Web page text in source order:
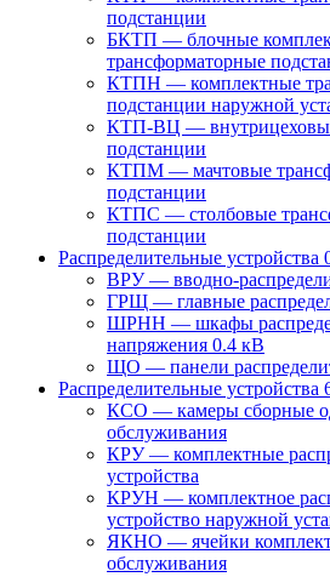
подстанции
БКТП — блочные
трансформаторные
КТПН — комплектные
подстанции наружной
КТП-ВЦ —
подстанции
КТПМ — мачтовые
подстанции
КТПС — столбовые
подстанции
Распределительные устройства
ВРУ — вводно-
ГРЩ — главные
ШРНН — шкафы
напряжения 0.4 кВ
ЩО — панели
Распределительные устройства
КСО — камеры сборные
обслуживания
КРУ — комплектные
устройства
КРУН — комплектное
устройство наружной
ЯКНО — ячейки
обслуживания